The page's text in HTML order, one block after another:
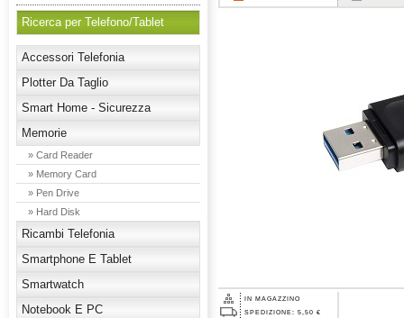
Ricerca per Telefono/Tablet
Accessori Telefonia
Plotter Da Taglio
Smart Home - Sicurezza
Memorie
» Card Reader
» Memory Card
» Pen Drive
» Hard Disk
Ricambi Telefonia
Smartphone E Tablet
Smartwatch
Notebook E PC
IN MAGAZZINO
SPEDIZIONE: 5,50 €